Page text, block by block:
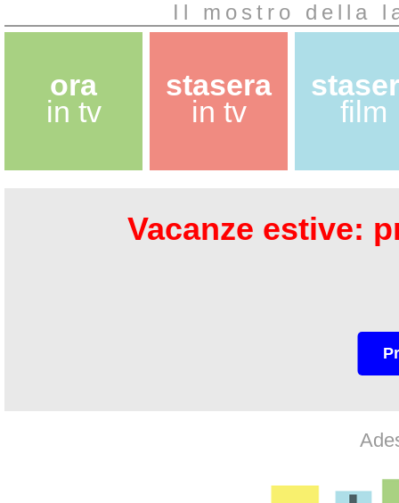
Il mostro della
ora
in tv
stasera
in tv
film
Vacanze estive: